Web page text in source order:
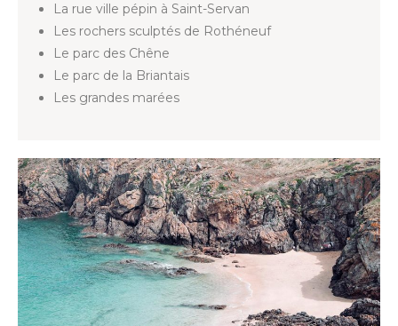
La rue ville pépin à Saint-Servan
Les rochers sculptés de Rothéneuf
Le parc des Chêne
Le parc de la Briantais
Les grandes marées